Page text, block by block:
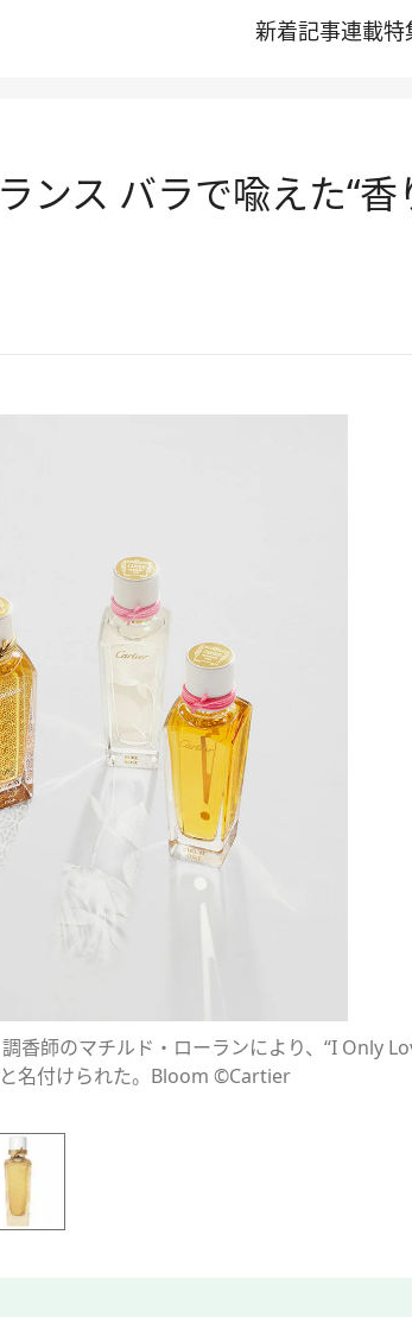
新着記事連載特
ンス バラで喩えた“香
香師のマチルド・ローランにより、“I Only
名付けられた。Bloom ©Cartier